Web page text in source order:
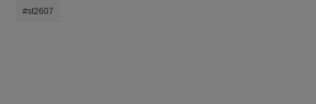
#st2607